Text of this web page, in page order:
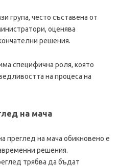
група, често съставена от
оценява
решения.
специфична роля, която
на процеса на
на мача
преглед на мача обикновено е
решения.
трябва да бъдат